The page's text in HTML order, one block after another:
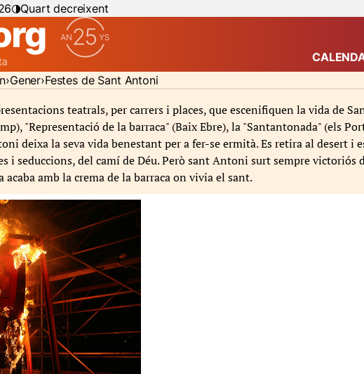
Quart decreixent
Gener Festes de Sant Antoni
teatrals, per carrers i places, que escenifiquen la vida de
"Representació de la barraca" (Baix Ebre), la "Santantonada" (els
deixa la seva vida benestant per a fer-se ermità. Es retira al desert i
i seduccions, del camí de Déu. Però sant Antoni surt sempre
amb la crema de la barraca on vivia el sant.